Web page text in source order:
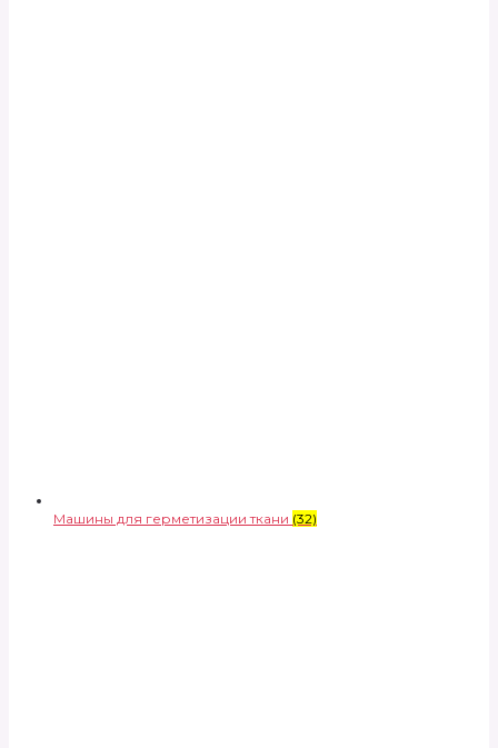
Машины для герметизации ткани (32)